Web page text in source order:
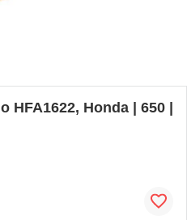
HFA1622, Honda | 650 |